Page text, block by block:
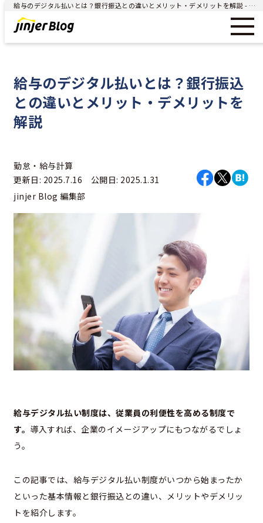
給与のデジタル払いとは？銀行振込との違いとメリット・デメリットを解説 - ジンジャー（jinjer）｜統合型人事システム
給与のデジタル払いとは？銀行振込
との違いとメリット・デメリットを
解説
勤怠・給与計算
更新日: 2025.7.16 公開日: 2025.1.31
jinjer Blog 編集部
給与デジタル払い制度は、従業員の利便性を高める制度で
す。 導入すれば、企業のイメージアップにもつながるでしょ
う。
この記事では、給与デジタル払い制度がいつから始まったか
といった基本情報と銀行振込との違い、メリットやデメリッ
トを紹介します。